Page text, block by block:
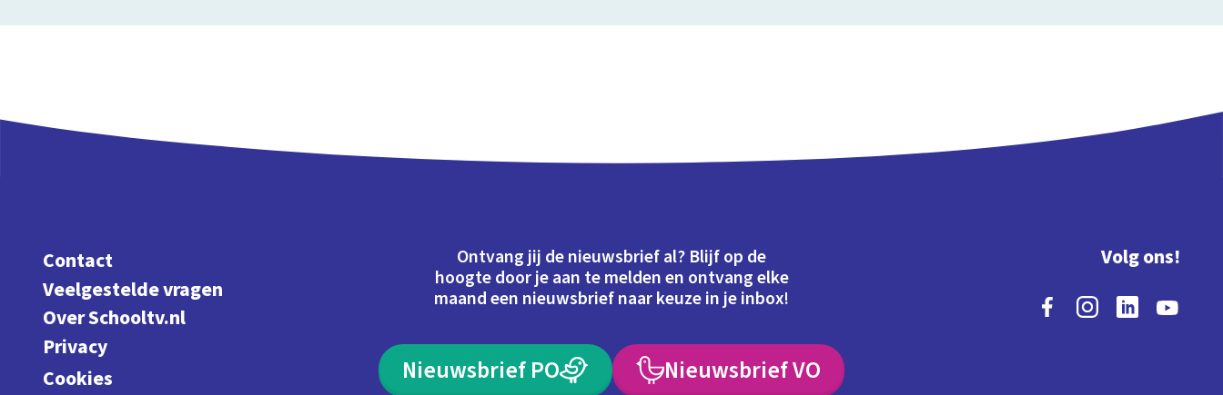
Contact
Veelgestelde vragen
Over Schooltv.nl
Privacy
Cookies
Ontvang jij de nieuwsbrief al? Blijf op de
hoogte door je aan te melden en ontvang elke
maand een nieuwsbrief naar keuze in je inbox!
Nieuwsbrief PO Nieuwsbrief VO
Volg ons!